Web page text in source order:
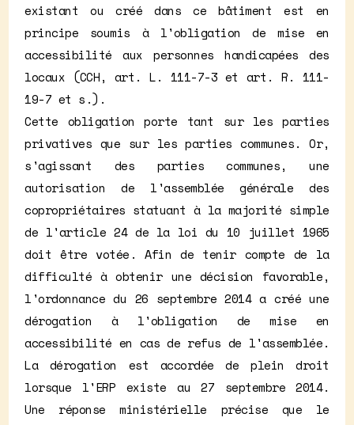
existant ou créé dans ce bâtiment est en
principe soumis à l'obligation de mise en
accessibilité aux personnes handicapées des
locaux (CCH, art. L. 111-7-3 et art. R. 111-
19-7 et s.).
Cette obligation porte tant sur les parties
privatives que sur les parties communes. Or,
s'agissant des parties communes, une
autorisation de l'assemblée générale des
copropriétaires statuant à la majorité simple
de l'article 24 de la loi du 10 juillet 1965
doit être votée. Afin de tenir compte de la
difficulté à obtenir une décision favorable,
l'ordonnance du 26 septembre 2014 a créé une
dérogation à l'obligation de mise en
accessibilité en cas de refus de l'assemblée.
La dérogation est accordée de plein droit
lorsque l'ERP existe au 27 septembre 2014.
Une réponse ministérielle précise que le